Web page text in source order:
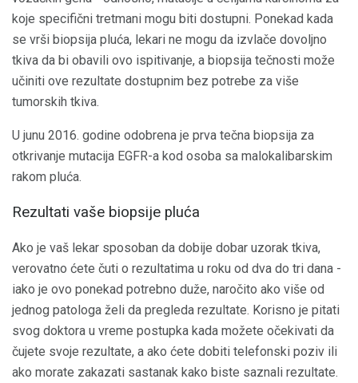
koje specifični tretmani mogu biti dostupni. Ponekad kada
se vrši biopsija pluća, lekari ne mogu da izvlače dovoljno
tkiva da bi obavili ovo ispitivanje, a biopsija tečnosti može
učiniti ove rezultate dostupnim bez potrebe za više
tumorskih tkiva.
U junu 2016. godine odobrena je prva tečna biopsija za
otkrivanje mutacija EGFR-a kod osoba sa malokalibarskim
rakom pluća.
Rezultati vaše biopsije pluća
Ako je vaš lekar sposoban da dobije dobar uzorak tkiva,
verovatno ćete čuti o rezultatima u roku od dva do tri dana -
iako je ovo ponekad potrebno duže, naročito ako više od
jednog patologa želi da pregleda rezultate. Korisno je pitati
svog doktora u vreme postupka kada možete očekivati ​​da
čujete svoje rezultate, a ako ćete dobiti telefonski poziv ili
ako morate zakazati sastanak kako biste saznali rezultate.